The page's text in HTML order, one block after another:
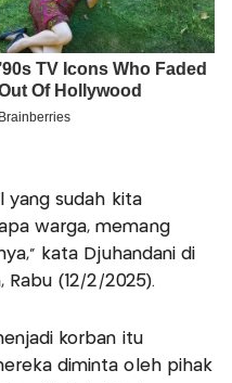
yang sudah kita
warga, memang
kata Djuhandani di
Rabu (12/2/2025).
korban itu
diminta oleh pihak